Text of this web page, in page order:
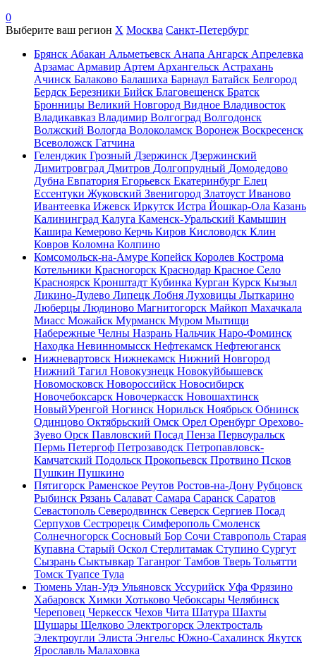
0
Выберите ваш регион X Москва Санкт-Петербург
Брянск Абакан Альметьевск Анапа Ангарск Апрелевка
Арзамас Армавир Артем Архангельск Астрахань
Ачинск Балаково Балашиха Барнаул Батайск Белгород
Бердск Березники Бийск Благовещенск Братск
Бронницы Великий Новгород Видное Владивосток
Владикавказ Владимир Волгоград Волгодонск
Волжский Вологда Волоколамск Воронеж Воскресенск
Всеволожск Гатчина
Геленджик Грозный Дзержинск Дзержинский
Димитровград Дмитров Долгопрудный Домодедово
Дубна Евпатория Егорьевск Екатеринбург Елец
Ессентуки Жуковский Звенигород Златоуст Иваново
Ивантеевка Ижевск Иркутск Истра Йошкар-Ола Казань
Калининград Калуга Каменск-Уральский Камышин
Кашира Кемерово Керчь Киров Кисловодск Клин
Ковров Коломна Колпино
Комсомольск-на-Амуре Копейск Королев Кострома
Котельники Красногорск Краснодар Красное Село
Красноярск Кронштадт Кубинка Курган Курск Кызыл
Ликино-Дулево Липецк Лобня Луховицы Лыткарино
Люберцы Людиново Магнитогорск Майкоп Махачкала
Миасс Можайск Мурманск Муром Мытищи
Набережные Челны Назрань Нальчик Наро-Фоминск
Находка Невинномысск Нефтекамск Нефтеюганск
Нижневартовск Нижнекамск Нижний Новгород
Нижний Тагил Новокузнецк Новокуйбышевск
Новомосковск Новороссийск Новосибирск
Новочебоксарск Новочеркасск Новошахтинск
НовыйУренгой Ногинск Норильск Ноябрьск Обнинск
Одинцово Октябрьский Омск Орел Оренбург Орехово-
Зуево Орск Павловский Посад Пенза Первоуральск
Пермь Петергоф Петрозаводск Петропавловск-
Камчатский Подольск Прокопьевск Протвино Псков
Пушкин Пушкино
Пятигорск Раменское Реутов Ростов-на-Дону Рубцовск
Рыбинск Рязань Салават Самара Саранск Саратов
Севастополь Северодвинск Северск Сергиев Посад
Серпухов Сестрорецк Симферополь Смоленск
Солнечногорск Сосновый Бор Сочи Ставрополь Старая
Купавна Старый Оскол Стерлитамак Ступино Сургут
Сызрань Сыктывкар Таганрог Тамбов Тверь Тольятти
Томск Туапсе Тула
Тюмень Улан-Удэ Ульяновск Уссурийск Уфа Фрязино
Хабаровск Химки Хотьково Чебоксары Челябинск
Череповец Черкесск Чехов Чита Шатура Шахты
Шушары Щелково Электрогорск Электросталь
Электроугли Элиста Энгельс Южно-Сахалинск Якутск
Ярославль Малаховка